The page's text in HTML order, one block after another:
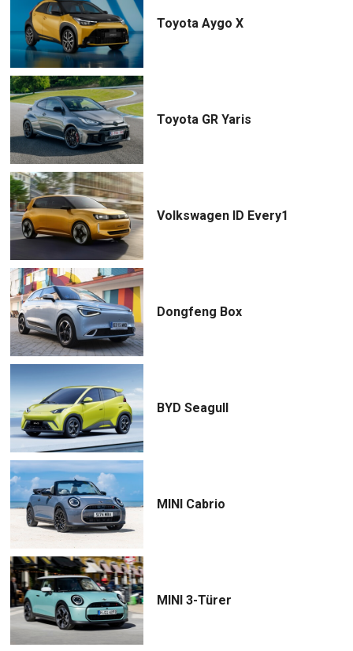
Toyota Aygo X
Toyota GR Yaris
Volkswagen ID Every1
Dongfeng Box
BYD Seagull
MINI Cabrio
MINI 3-Türer